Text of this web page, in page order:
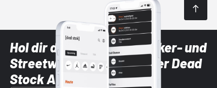
Hol dir die neuesten Sneaker- und
Streetwear-Brands mit der Dead
Stock App